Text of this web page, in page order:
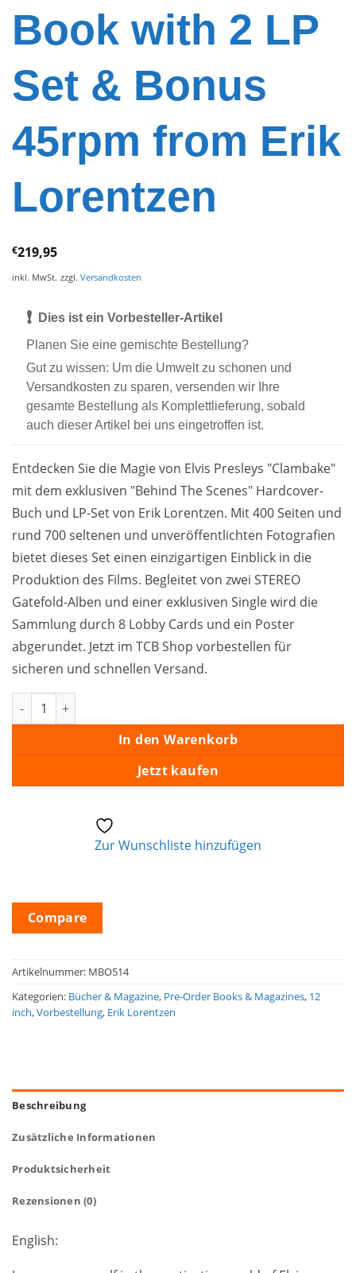
Book with 2 LP
Set & Bonus
45rpm from Erik
Lorentzen
€219,95
inkl. MwSt. zzgl. Versandkosten
❗
Dies ist ein Vorbesteller-Artikel
Planen Sie eine gemischte Bestellung?
Gut zu wissen: Um die Umwelt zu schonen und
Versandkosten zu sparen, versenden wir Ihre
gesamte Bestellung als Komplettlieferung, sobald
auch dieser Artikel bei uns eingetroffen ist.
Entdecken Sie die Magie von Elvis Presleys "Clambake"
mit dem exklusiven "Behind The Scenes" Hardcover-
Buch und LP-Set von Erik Lorentzen. Mit 400 Seiten und
rund 700 seltenen und unveröffentlichten Fotografien
bietet dieses Set einen einzigartigen Einblick in die
Produktion des Films. Begleitet von zwei STEREO
Gatefold-Alben und einer exklusiven Single wird die
Sammlung durch 8 Lobby Cards und ein Poster
abgerundet. Jetzt im TCB Shop vorbestellen für
sicheren und schnellen Versand.
Clambake Behind The Scenes 400 page Hardcover Book
In den Warenkorb
Jetzt kaufen
Zur Wunschliste hinzufügen
Compare
Artikelnummer: MBO514
Kategorien: Bücher & Magazine, Pre-Order Books & Magazines, 12
inch,Vorbestellung, Erik Lorentzen
Beschreibung
Zusätzliche Informationen
Produktsicherheit
Rezensionen (0)
English: